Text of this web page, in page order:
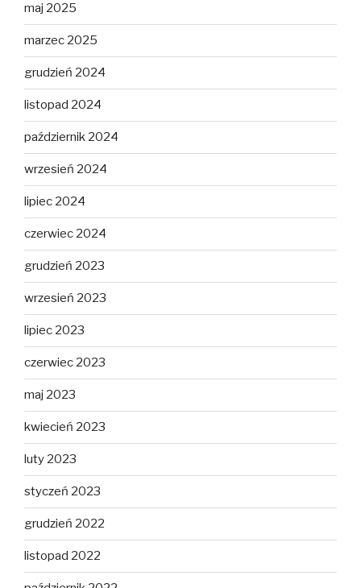
maj 2025
marzec 2025
grudzień 2024
listopad 2024
październik 2024
wrzesień 2024
lipiec 2024
czerwiec 2024
grudzień 2023
wrzesień 2023
lipiec 2023
czerwiec 2023
maj 2023
kwiecień 2023
luty 2023
styczeń 2023
grudzień 2022
listopad 2022